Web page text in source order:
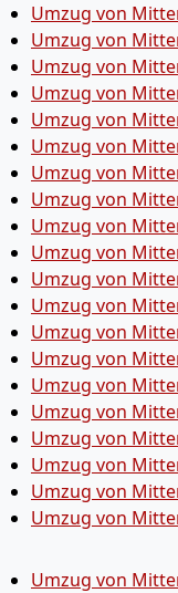
Umzug von
Umzug von
Umzug von
Umzug von
Umzug von
Umzug von
Umzug von
Umzug von
Umzug von
Umzug von
Umzug von
Umzug von
Umzug von
Umzug von
Umzug von
Umzug von
Umzug von
Umzug von
Umzug von
Umzug von
Umzug von